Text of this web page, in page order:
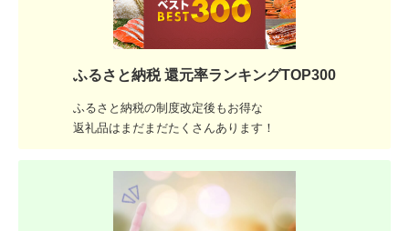
ふるさと納税 還元率ランキングTOP300
ふるさと納税の制度改定後もお得な
返礼品はまだまだたくさんあります！